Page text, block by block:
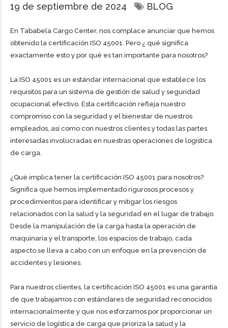
19 de septiembre de 2024 BLOG
En Tababela Cargo Center, nos complace anunciar que hemos
obtenido la certificación ISO 45001. Pero ¿ qué significa
exactamente esto y por qué es tan importante para nosotros?
La ISO 45001 es un estándar internacional que establece los
requisitos para un sistema de gestión de salud y seguridad
ocupacional efectivo. Esta certificación refleja nuestro
compromiso con la seguridad y el bienestar de nuestros
empleados, así como con nuestros clientes y todas las partes
interesadas involucradas en nuestras operaciones de logística
de carga.
¿Qué implica tener la certificación ISO 45001 para nosotros?
Significa que hemos implementado rigurosos procesos y
procedimientos para identificar y mitigar los riesgos
relacionados con la salud y la seguridad en el lugar de trabajo.
Desde la manipulación de la carga hasta la operación de
maquinaria y el transporte, los espacios de trabajo, cada
aspecto se lleva a cabo con un enfoque en la prevención de
accidentes y lesiones.
Para nuestros clientes, la certificación ISO 45001 es una garantía
de que trabajamos con estándares de seguridad reconocidos
internacionalmente y que nos esforzamos por proporcionar un
servicio de logística de carga que prioriza la salud y la